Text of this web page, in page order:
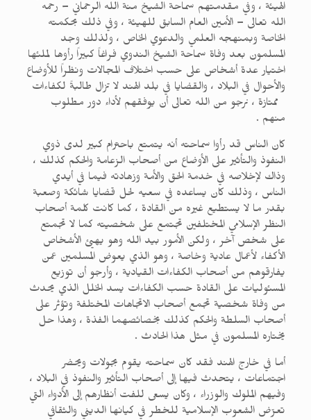
الهيئة ، وفي مقدمتهم سماحة الشيخ منة الله الرحماني – رحمه
الله تعالى – الأمين العام السابق للهيئة ، وفي ذلك بحكمته
الخاصة وبمنهجه العلمي والدعوي الخاص ، ولذلك وجد
المسلمون بعد وفاة سماحة الشيخ الندوي فراغاً كبيراً رأوها لملئها
اختيار عدة أشخاص على حسب اختلاف المجالات ونظراً للأوضاع
والأحوال في البلاد ، والقضايا في بلد الهند لا تزال طالبةً لكفاءات
ممتازة ، نرجو من الله تعالى أن يوفقهم لأداء دور مطلوب
منهم .
كان الناس قد رأوا سماحته أنه يتمتع باحترام كبير لدى ذوي
النفوذ والتأثير على الأوضاع من أصحاب الزعامة والحكم كذلك ،
وذاك لإخلاصه في خدمة الحق والأمة وزهادته فيما في أيدي
الناس ، وذلك كان يساعده في سعيه لحل قضايا شائكة وصعبة
بقدر ما لا يستطيع غيره من القادة ، كما كانت كلمة أصحاب
النظر الإسلامي المختلفين تجتمع على شخصيته كما لا تجمتع
على شخص آخر ، ولكن الأمور بيد الله وهو يهيئ الأشخاص
الأكفاء لأعمال عادية وخاصة ، وهو الذي يعوض المسلمين عمن
يفارقوهم من أصحاب الكفاءات القيادية ، وأرجو أن توزيع
المسئوليات على القادة حسب الكفاءات يسد الخلل الذي يحدث
من وفاة شخصية تجمع أصحاب الاتجاهات المختلفة وتؤثر على
أصحاب السلطة والحكم كذلك بخصائصهما الفذة ، وهذا حل
يختاره المسلمون في مثل هذا الحادث .
أما في خارج الهند فقد كان سماحته يقوم بجولات ويحضر
اجتماعات ، يتحدث فيها إلى أصحاب التأثير والنفوذ في البلاد ،
وفيهم الملوك والوزراء ، وكان يسعى للفت أنظارهم إلى الأدواء التي
تعرّض الشعوب الإسلامية للخطر في كيانها الديني والثقافي